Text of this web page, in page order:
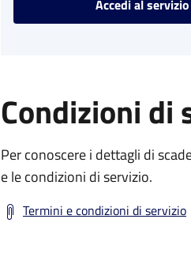
Accedi al servizio
Condizioni di
Per conoscere i dettagli di
e le condizioni di servizio.
Termini e condizioni di servizio